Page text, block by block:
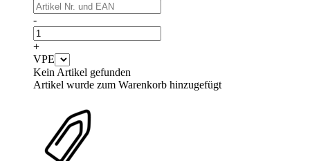
-
+
VPE
Kein Artikel gefunden
Artikel wurde zum Warenkorb hinzugefügt